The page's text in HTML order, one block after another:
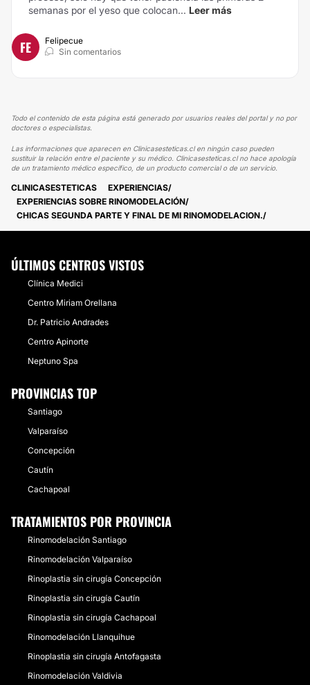
semanas por el yeso que colocan... Leer más
FE
Felipecue
Sin comentarios
Todo el contenido de esta página está generado por usuarios reales del portal y no por
doctores o especialistas.
Las informaciones que aparecen en Clinicasesteticas.cl en ningún caso pueden
sustituir la relación entre el paciente y su médico. Clinicasesteticas.cl no hace apología
de un tratamiento médico específico, de un producto comercial o de un servicio.
CLINICASESTETICAS
EXPERIENCIAS
EXPERIENCIAS SOBRE RINOMODELACIÓN
CHICAS SEGUNDA PARTE Y FINAL DE MI RINOMODELACION.
ÚLTIMOS CENTROS VISTOS
Clínica Medici
Centro Miriam Orellana
Dr. Patricio Andrades
Centro Apinorte
Neptuno Spa
PROVINCIAS TOP
Santiago
Valparaíso
Concepción
Cautín
Cachapoal
TRATAMIENTOS POR PROVINCIA
Rinomodelación Santiago
Rinomodelación Valparaíso
Rinoplastia sin cirugía Concepción
Rinoplastia sin cirugía Cautín
Rinoplastia sin cirugía Cachapoal
Rinomodelación Llanquihue
Rinoplastia sin cirugía Antofagasta
Rinomodelación Valdivia